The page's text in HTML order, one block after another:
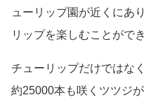
ューリップ園が近くにあ
リップを楽しむことがで
チューリップだけではな
約25000本も咲くツツジ